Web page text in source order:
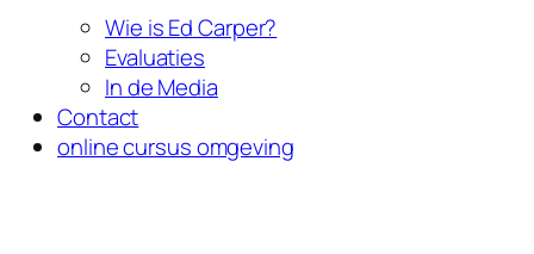
Wie is Ed Carper?
Evaluaties
In de Media
Contact
online cursus omgeving